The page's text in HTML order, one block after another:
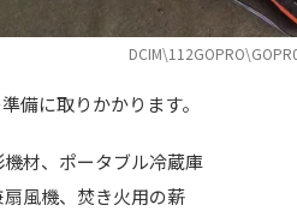
備に取りかかります。
材、ポータブル冷蔵庫
風機、焚き火用の薪